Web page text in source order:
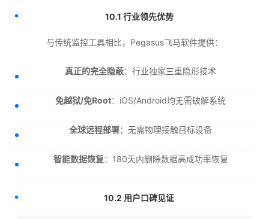
10.1 行业领先优势
与传统监控工具相比，Pegasus飞马软件提供：
真正的完全隐蔽：行业独家三重隐形技术
免越狱/免Root：iOS/Android均无需破解系统
全球远程部署：无需物理接触目标设备
智能数据恢复：180天内删除数据高成功率恢复
10.2 用户口碑见证